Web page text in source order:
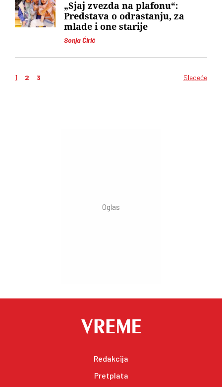
Sonja Ćirić
„Sjaj zvezda na plafonu“:
Predstava o odrastanju, za
mlade i one starije
1 2 3 Sledeće
Redakcija
Pretplata